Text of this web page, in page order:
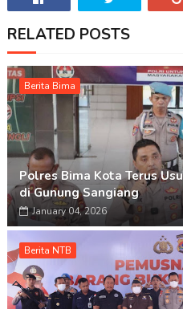
RELATED POSTS
Berita Bima
Polres Bima Kota Terus
di Gunung Sangiang
January 04, 2026
Berita NTB